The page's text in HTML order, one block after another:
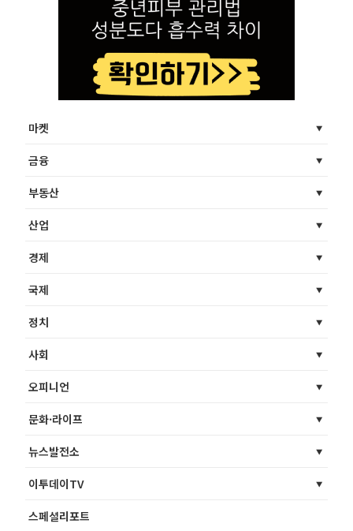
마켓
금융
부동산
산업
경제
국제
정치
사회
오피니언
문화·라이프
뉴스발전소
이투데이TV
스페셜리포트